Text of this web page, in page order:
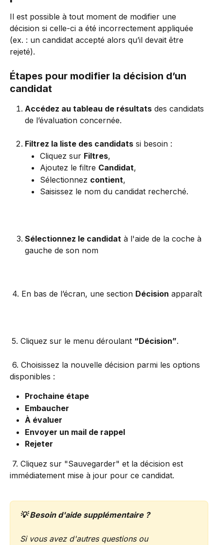
Il est possible à tout moment de modifier une
décision si celle-ci a été incorrectement appliquée
(ex. : un candidat accepté alors qu’il devait être
rejeté).
Étapes pour modifier la décision d’un
candidat
Accédez au tableau de résultats des candidats
de l’évaluation concernée.
Filtrez la liste des candidats si besoin :
Cliquez sur Filtres,
Ajoutez le filtre Candidat,
Sélectionnez contient,
Saisissez le nom du candidat recherché.
Sélectionnez le candidat à l'aide de la coche à
gauche de son nom
4. En bas de l’écran, une section Décision apparaît
5. Cliquez sur le menu déroulant “Décision”.
disponibles :
Prochaine étape
Embaucher
À évaluer
Envoyer un mail de rappel
Rejeter
immédiatement mise à jour pour ce candidat.
💡 Besoin d'aide supplémentaire ?
Si vous avez d'autres questions ou